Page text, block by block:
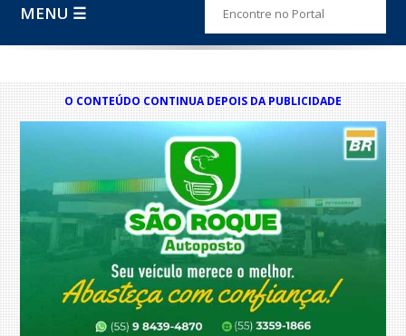
MENU ☰
O CONTEÚDO CONTINUA DEPOIS DA PUBLICIDADE